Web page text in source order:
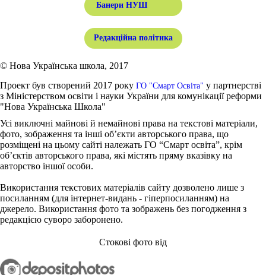
Банери НУШ
Редакційна політика
© Нова Українська школа, 2017
Проект був створений 2017 року ГО "Смарт Освіта" у партнерстві
з Міністерством освіти і науки України для комунікації реформи
"Нова Українська Школа"
Усі виключні майнові й немайнові права на текстові матеріали,
фото, зображення та інші об’єкти авторського права, що
розміщені на цьому сайті належать ГО “Смарт освіта”, крім
об’єктів авторського права, які містять пряму вказівку на
авторство іншої особи.
Використання текстових матеріалів сайту дозволено лише з
посиланням (для інтернет-видань - гіперпосиланням) на
джерело. Використання фото та зображень без погодження з
редакцією суворо заборонено.
Стокові фото від